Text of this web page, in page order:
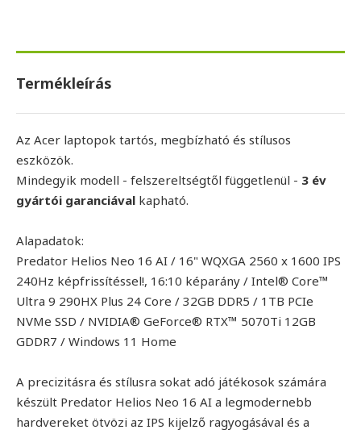
Termékleírás
Az Acer laptopok tartós, megbízható és stílusos
eszközök.
Mindegyik modell - felszereltségtől függetlenül - 3 év
gyártói garanciával kapható.
Alapadatok:
Predator Helios Neo 16 AI / 16" WQXGA 2560 x 1600 IPS
240Hz képfrissítéssel!, 16:10 képarány / Intel® Core™
Ultra 9 290HX Plus 24 Core / 32GB DDR5 / 1TB PCIe
NVMe SSD / NVIDIA® GeForce® RTX™ 5070Ti 12GB
GDDR7 / Windows 11 Home
A precizitásra és stílusra sokat adó játékosok számára
készült Predator Helios Neo 16 AI a legmodernebb
hardvereket ötvözi az IPS kijelző ragyogásával és a